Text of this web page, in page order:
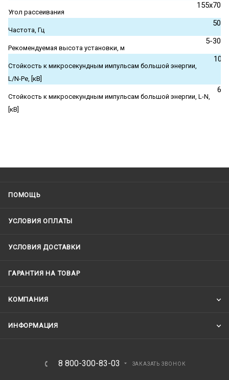
Угол рассеивания
155x70
Частота, Гц
50
Рекомендуемая высота установки, м
5-30
Стойкость к микросекундным импульсам большой энергии,
L/N-Pe, [кВ]
10
Стойкость к микросекундным импульсам большой энергии, L-N,
[кВ]
6
ПОМОЩЬ
УСЛОВИЯ ОПЛАТЫ
УСЛОВИЯ ДОСТАВКИ
ГАРАНТИЯ НА ТОВАР
КОМПАНИЯ
ИНФОРМАЦИЯ
8 800-300-83-03 ЗАКАЗАТЬ ЗВОНОК